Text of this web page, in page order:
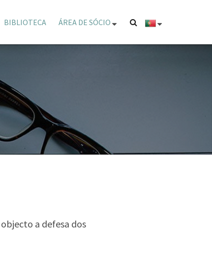
BIBLIOTECA ÁREA DE SÓCIO
a defesa dos